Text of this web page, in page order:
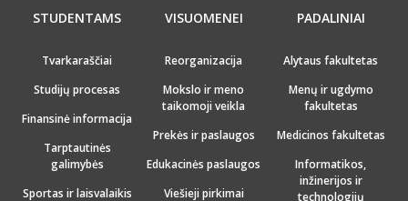
STUDENTAMS
Tvarkaraščiai
Studijų procesas
Finansinė informacija
Tarptautinės
galimybės
Sportas ir laisvalaikis
VISUOMENEI
Reorganizacija
Mokslo ir meno
taikomoji veikla
Prekės ir paslaugos
Edukacinės paslaugos
Viešieji pirkimai
PADALINIAI
Alytaus fakultetas
Menų ir ugdymo
fakultetas
Medicinos fakultetas
Informatikos,
inžinerijos ir
technologijų